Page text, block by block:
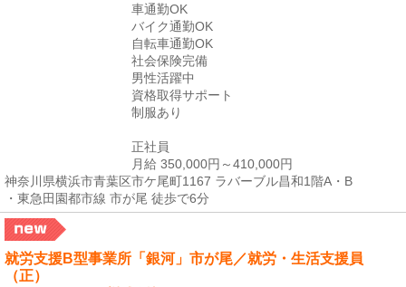
車通勤OK
バイク通勤OK
自転車通勤OK
社会保険完備
男性活躍中
資格取得サポート
制服あり
正社員
月給 350,000円～410,000円
神奈川県横浜市青葉区市ケ尾町1167 ラバーブル昌和1階A・B
・東急田園都市線 市が尾 徒歩で6分
就労支援B型事業所「銀河」市が尾／就労・生活支援員
（正）